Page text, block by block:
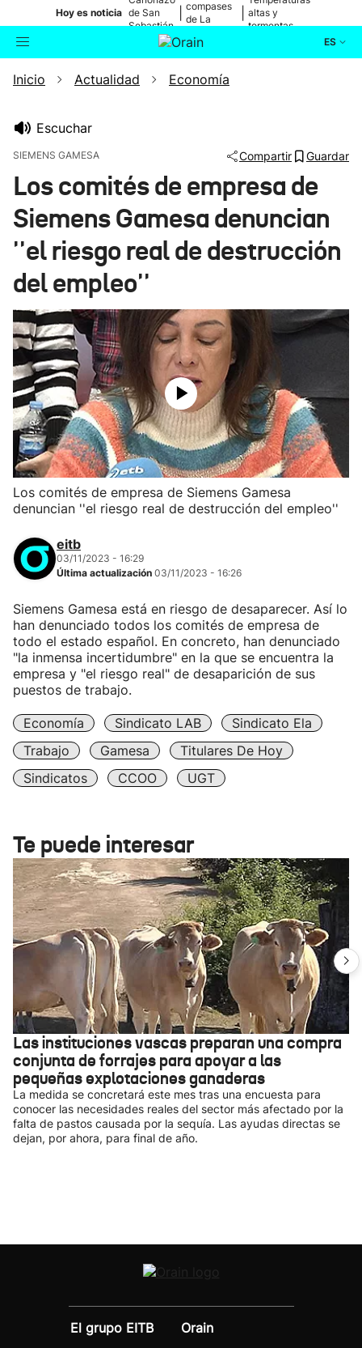
Hoy es noticia de San
Sebastián
compases
de La
altas y
tormentas
ES
Buscador Actualidad
Ikusmiran
Eguraldia
Inicio Actualidad Economía
Escuchar
SIEMENS GAMESA Compartir Guardar
Los comités de empresa de
Siemens Gamesa denuncian
''el riesgo real de destrucción
del empleo''
Los comités de empresa de Siemens Gamesa
denuncian ''el riesgo real de destrucción del empleo''
eitb
03/11/2023 - 16:29
Última actualización 03/11/2023 - 16:26
Siemens Gamesa está en riesgo de desaparecer. Así lo
han denunciado todos los comités de empresa de
todo el estado español. En concreto, han denunciado
"la inmensa incertidumbre" en la que se encuentra la
empresa y "el riesgo real" de desaparición de sus
puestos de trabajo.
Economía Sindicato LAB
Sindicato Ela
Trabajo
Gamesa
Titulares De Hoy
Sindicatos
CCOO UGT
Te puede interesar
Las instituciones vascas preparan una compra
conjunta de forrajes para apoyar a las
pequeñas explotaciones ganaderas
La medida se concretará este mes tras una encuesta para
conocer las necesidades reales del sector más afectado por la
falta de pastos causada por la sequía. Las ayudas directas se
dejan, por ahora, para final de año.
El grupo EITB
Orain